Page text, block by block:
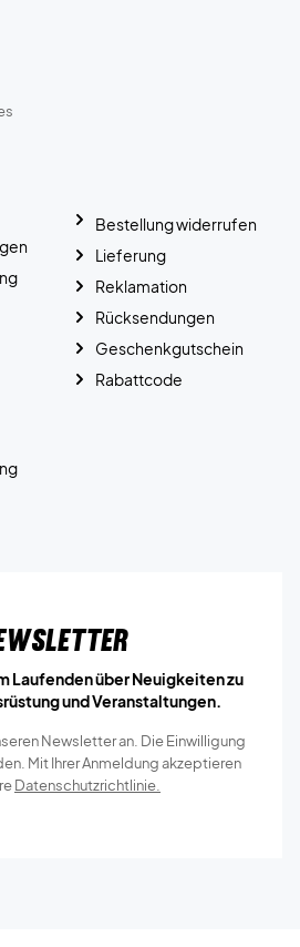
Bestellung widerrufen
Lieferung
Reklamation
Rücksendungen
Geschenkgutschein
Rabattcode
Laufenden über Neuigkeiten zu
und Veranstaltungen.
Newsletter an. Die Einwilligung
Mit Ihrer Anmeldung akzeptieren
Datenschutzrichtlinie.